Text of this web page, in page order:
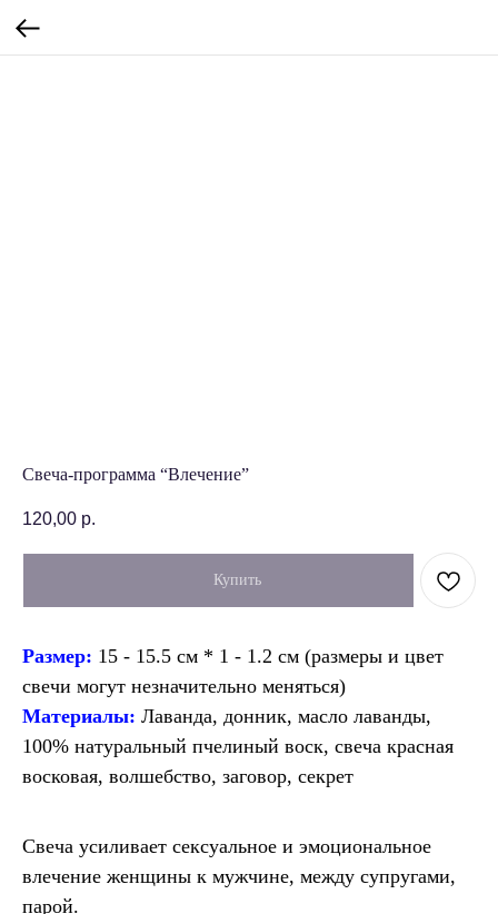
Свеча-программа “Влечение”
120,00 р.
Купить
Размер: 15 - 15.5 см * 1 - 1.2 см (размеры и цвет
свечи могут незначительно меняться)
Материалы: Лаванда, донник, масло лаванды,
100% натуральный пчелиный воск, свеча красная
восковая, волшебство, заговор, секрет
Свеча усиливает сексуальное и эмоциональное
влечение женщины к мужчине, между супругами,
парой.